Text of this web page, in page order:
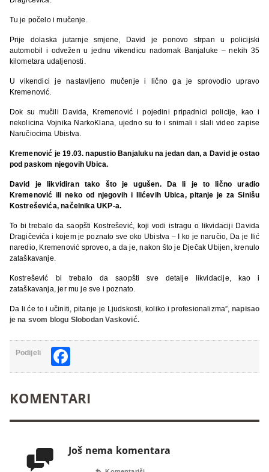
Tu je počelo i mučenje.
Prije dolaska jutarnje smjene, David je ponovo strpan u policijski
automobil i odvežen u jednu vikendicu nadomak Banjaluke – nekih 35
kilometara udaljenosti.
U vikendici je nastavljeno mučenje i lično ga je sprovodio upravo
Kremenović.
Dok su mučili Davida, Kremenović i pojedini pripadnici policije, kao i
nekolicina Vojnika NarkoKlana, ujedno su to i snimali i slali video zapise
Naručiocima Ubistva.
Kremenović je 19.03. napustio Banjaluku na jedan dan, a David je ostao
pod paskom njegovih Ubica.
David je likvidiran tako što je ugušen. Da li je to lično uradio
Kremenović ili neko od njegovih i Ilićevih Ubica, pitanje je za Sinišu
Kostreševića, načelnika UKP-a.
To bi trebalo da saopšti Kostrešević, koji vodi istragu o likvidaciji Davida
Dragičevića i kojem je poznato sve oko Ubistva – I ko je naručio, Da je Ilić
naredio, Kremenović sproveo, a da je, nakon što je Dječak Ubijen, krenulo
zataškavanje.
Kostrešević bi trebalo da saopšti sve detalje likvidacije, kao i
zataškavanja, jer mu je sve i poznato.
Da li će to i učiniti, pitanje je Ljudskosti, koliko i profesionalizma”, napisao
je na svom blogu Slobodan Vasković.
Podijeli
KOMENTARI
 Još nema komentara